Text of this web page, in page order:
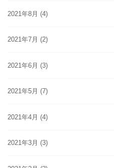
2021年8月 (4)
2021年7月 (2)
2021年6月 (3)
2021年5月 (7)
2021年4月 (4)
2021年3月 (3)